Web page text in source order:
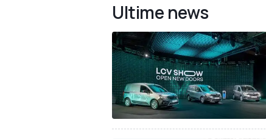
Ultime news